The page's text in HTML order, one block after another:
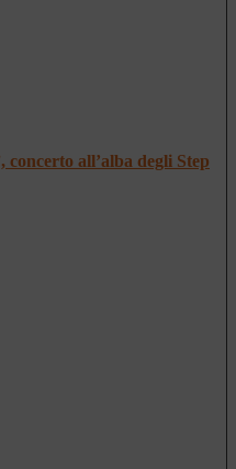
concerto all’alba degli Step